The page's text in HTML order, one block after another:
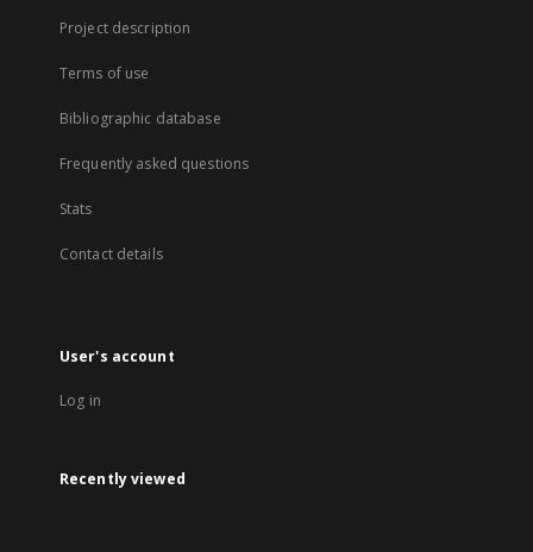
Project description
Terms of use
Bibliographic database
Frequently asked questions
Stats
Contact details
User's account
Log in
Recently viewed